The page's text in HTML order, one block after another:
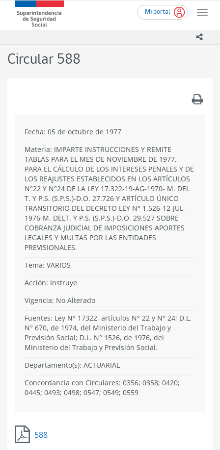
contenido
Mi portal
Toggle
Superintendencia
de
-
Circular 588
Fecha: 05 de octubre de 1977
Materia: IMPARTE INSTRUCCIONES Y REMITE
TABLAS PARA EL MES DE NOVIEMBRE DE 1977,
PARA EL CÁLCULO DE LOS INTERESES PENALES Y DE
LOS REAJUSTES ESTABLECIDOS EN LOS ARTÍCULOS
N°22 Y N°24 DE LA LEY 17.322-19-AG-1970- M. DEL
T. Y P.S. (S.P.S.)-D.O. 27.726 Y ARTÍCULO ÚNICO
TRANSITORIO DEL DECRETO LEY N° 1.526-12-JUL-
1976-M. DELT. Y P.S. (S.P.S.)-D.O. 29.527 SOBRE
COBRANZA JUDICIAL DE IMPOSICIONES APORTES
LEGALES Y MULTAS POR LAS ENTIDADES
PREVISIONALES.
Tema: VARIOS
Acción: Instruye
Vigencia: No Alterado
Fuentes: Ley N° 17322, artículos N° 22 y N° 24; D.L.
N° 670, de 1974, del Ministerio del Trabajo y
Previsión Social; D.L. N° 1526, de 1976, del
Ministerio del Trabajo y Previsión Social.
Departamento(s): ACTUARIAL
Concordancia con Circulares: 0356; 0358; 0420;
0445; 0493; 0498; 0547; 0549; 0559
588